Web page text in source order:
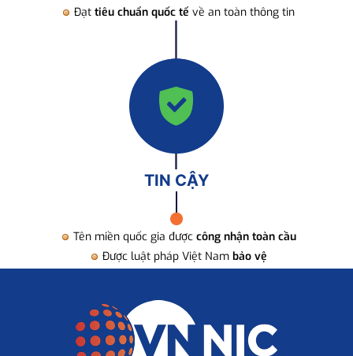
Đạt tiêu chuẩn quốc tế về an toàn thông tin
TIN CẬY
Tên miền quốc gia được công nhận toàn cầu
Được luật pháp Việt Nam bảo vệ